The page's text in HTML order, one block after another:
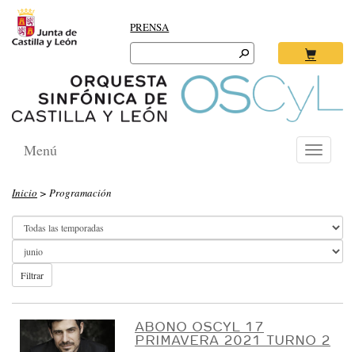
PRENSA
Search
for:
Toggle
Menú
O
R
Q
U
E
S
T
Inicio > Programación
Filtrar
ABONO OSCYL 17
PRIMAVERA 2021 TURNO 2